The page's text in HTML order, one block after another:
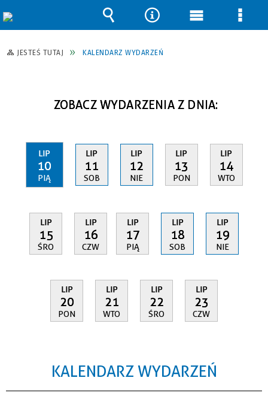
JESTEŚ TUTAJ KALENDARZ WYDARZEŃ
ZOBACZ WYDARZENIA Z DNIA:
LIP
10
PIĄ
LIP
11
SOB
LIP
12
NIE
LIP
13
PON
LIP
14
WTO
LIP
15
ŚRO
LIP
16
CZW
LIP
17
PIĄ
LIP
18
SOB
LIP
19
NIE
LIP
20
PON
LIP
21
WTO
LIP
22
ŚRO
LIP
23
CZW
KALENDARZ WYDARZEŃ
Wyszukiwarka
Narzędzia
Menu Menu